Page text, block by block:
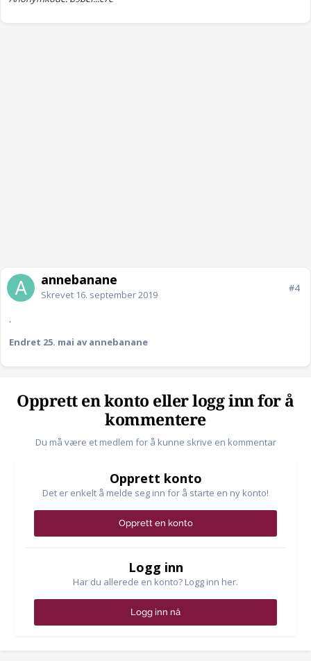
annebanane
Skrevet 16. september 2019
#4
.
Endret 25. mai av annebanane
Opprett en konto eller logg inn for å
kommentere
Du må være et medlem for å kunne skrive en kommentar
Opprett konto
Det er enkelt å melde seg inn for å starte en ny konto!
Opprett en konto
Logg inn
Har du allerede en konto? Logg inn her.
Logg inn nå